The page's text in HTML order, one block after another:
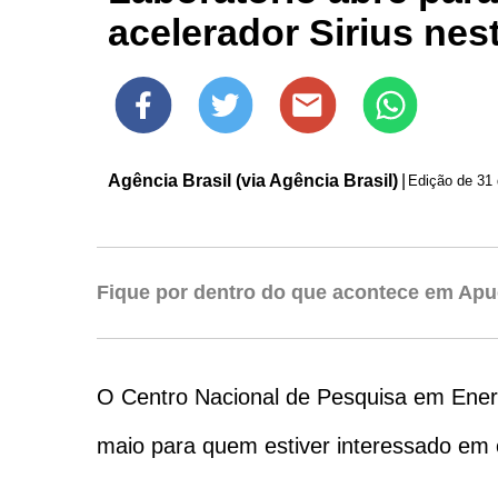
acelerador Sirius
Agência Brasil (via Agência Brasil) Edição de 31
Fique por dentro do que acontece em
O Centro Nacional de Pesquisa em
maio para quem estiver interessado